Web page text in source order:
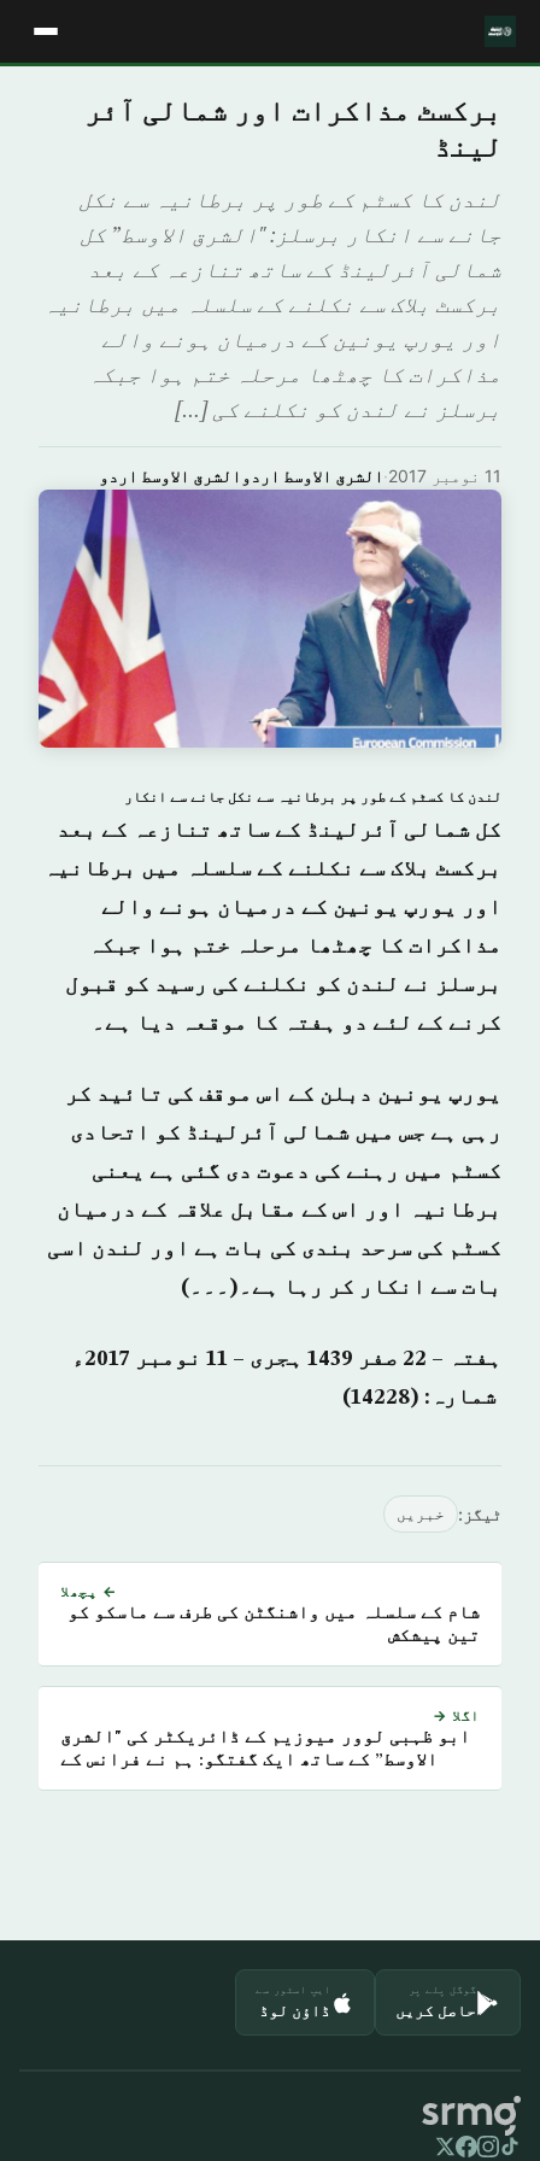
برکسٹ مذاکرات اور شمالی آئر
لینڈ
لندن کا کسٹم کے طور پر برطانیہ سے نکل
جانے سے انکار برسلز: "الشرق الاوسط” کل
شمالی آئرلینڈ کے ساتھ تنازعہ کے بعد
برکسٹ بلاک سے نکلنے کے سلسلہ میں برطانیہ
اور یورپ یونین کے درمیان ہونے والے
مذاکرات کا چھٹھا مرحلہ ختم ہوا جبکہ
برسلز نے لندن کو نکلنے کی […]
الشرق الاوسط اردوالشرق الاوسط اردو · 11 نومبر 2017
لندن کا کسٹم کے طور پر برطانیہ سے نکل جانے سے انکار
کل شمالی آئرلینڈ کے ساتھ تنازعہ کے بعد
برکسٹ بلاک سے نکلنے کے سلسلہ میں برطانیہ
اور یورپ یونین کے درمیان ہونے والے
مذاکرات کا چھٹھا مرحلہ ختم ہوا جبکہ
برسلز نے لندن کو نکلنے کی رسید کو قبول
کرنے کے لئے دو ہفتہ کا موقعہ دیا ہے۔
یورپ یونین دبلن کے اس موقف کی تائید کر
رہی ہے جس میں شمالی آئرلینڈ کو اتحادی
کسٹم میں رہنے کی دعوت دی گئی ہے یعنی
برطانیہ اور اس کے مقابل علاقہ کے درمیان
کسٹم کی سرحد بندی کی بات ہے اور لندن اسی
بات سے انکار کر رہا ہے۔(۔۔۔)
ہفتہ – 22 صفر 1439 ہجری – 11 نومبر 2017ء
شمارہ: (14228)
ٹیگز: خبريں
← پچھلا
شام کے سلسلہ میں واشنگٹن کی طرف سے ماسکو کو
تین پیشکش
اگلا →
ابو ظہبی لوور میوزیم کے ڈائریکٹر کی "الشرق
الاوسط” کے ساتھ ایک گفتگو: ہم نے فرانس کے
گوگل پلے پر
حاصل کریں
ایپ اسٹور سے
ڈاؤن لوڈ